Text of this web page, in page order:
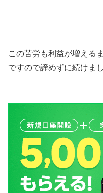
この苦労も利益が増える
ですので諦めずに続けまし